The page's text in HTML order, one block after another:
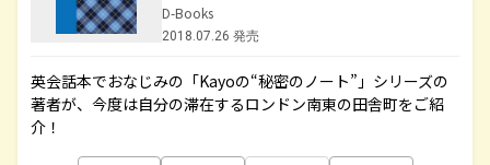
D-Books
2018.07.26 発売
英会話本でおなじみの「Kayoの“秘密のノート”」シリーズの
著者が、今度は自分の滞在するロンドン南東の田舎町をご紹
介！